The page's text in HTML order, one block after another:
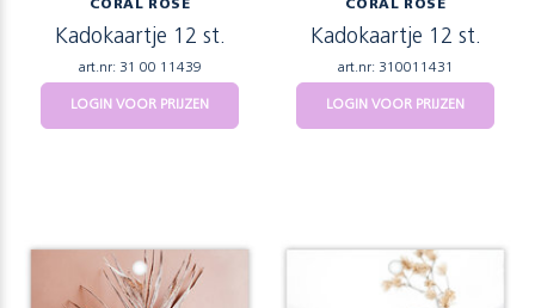
CORAL ROSE
Kadokaartje 12 st.
art.nr: 31 00 11439
LOGIN VOOR PRIJZEN
CORAL ROSE
Kadokaartje 12 st.
art.nr: 310011431
LOGIN VOOR PRIJZEN